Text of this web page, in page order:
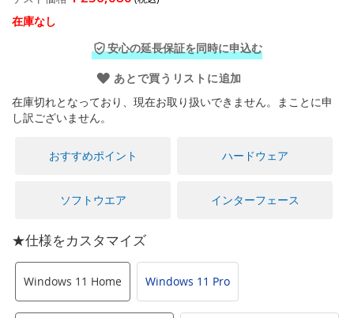
ラ
リ
に
移
在庫なし
安心の延長保証を同時に申込む
あとで買うリストに追加
在庫切れとなっており、現在お取り扱いできません。まことに申
し訳ございません。
おすすめポイント ハードウェア
ソフトウエア インターフェース
★仕様をカスタマイズ
Windows 11 Home Windows 11 Pro